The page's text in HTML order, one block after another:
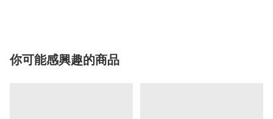
你可能感興趣的商品